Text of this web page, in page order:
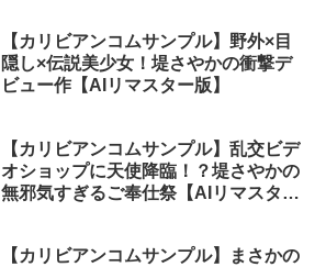
【カリビアンコムサンプル】野外×目
隠し×伝説美少女！堤さやかの衝撃デ
ビュー作【AIリマスター版】
【カリビアンコムサンプル】乱交ビデ
オショップに天使降臨！？堤さやかの
無邪気すぎるご奉仕祭【AIリマスター
【カリビアンコムサンプル】まさかの